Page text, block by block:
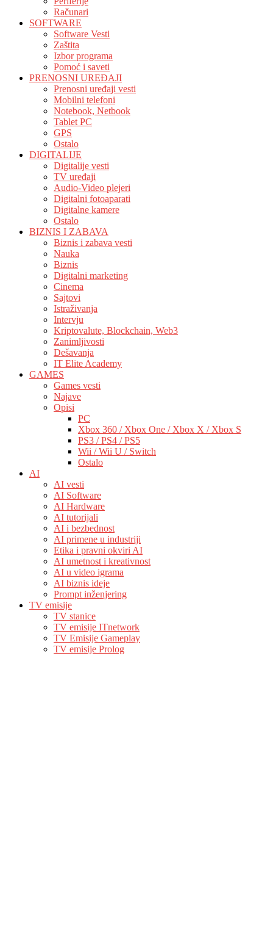
Računari
SOFTWARE
Software Vesti
Zaštita
Izbor programa
Pomoć i saveti
PRENOSNI UREĐAJI
Prenosni uređaji vesti
Mobilni telefoni
Notebook, Netbook
Tablet PC
GPS
Ostalo
DIGITALIJE
Digitalije vesti
TV uređaji
Audio-Video plejeri
Digitalni fotoaparati
Digitalne kamere
Ostalo
BIZNIS I ZABAVA
Biznis i zabava vesti
Nauka
Biznis
Digitalni marketing
Cinema
Sajtovi
Istraživanja
Intervju
Kriptovalute, Blockchain, Web3
Zanimljivosti
Dešavanja
IT Elite Academy
GAMES
Games vesti
Najave
Opisi
PC
Xbox 360 / Xbox One / Xbox X / Xbox S
PS3 / PS4 / PS5
Wii / Wii U / Switch
Ostalo
AI
AI vesti
AI Software
AI Hardware
AI tutorijali
AI i bezbednost
AI primene u industriji
Etika i pravni okviri AI
AI umetnost i kreativnost
AI u video igrama
AI biznis ideje
Prompt inženjering
TV emisije
TV stanice
TV emisije ITnetwork
TV Emisije Gameplay
TV emisije Prolog